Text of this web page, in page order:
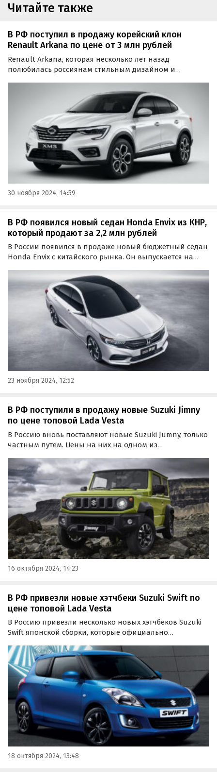
Читайте также
В РФ поступил в продажу корейский клон
Renault Arkana по цене от 3 млн рублей
Renault Arkana, которая несколько лет назад
полюбилась россиянам стильным дизайном и
30 ноября 2024, 14:59
В РФ появился новый седан Honda Envix из КНР,
который продают за 2,2 млн рублей
В России появился в продаже новый бюджетный седан
Honda Envix с китайского рынка. Он выпускается на
сейчас продается на одном из классифайдов за 2 200
000 рублей, пишут «Автоновости дня».
23 ноября 2024, 12:52
В РФ поступили в продажу новые Suzuki Jimny
по цене топовой Lada Vesta
В Россию вновь поставляют новые Suzuki Jumny, только
частным путем. Цены на них на одном из
примерно соответствует расценкам на топовые
универсалы LADA Vesta SW Cross и спортивные Vesta
Sportline, пишут…
16 октября 2024, 14:23
В РФ привезли новые хэтчбеки Suzuki Swift по
цене топовой Lada Vesta
В Россию привезли несколько новых хэтчбеков Suzuki
Swift японской сборки, которые официально
на одном из популярных сайтов объявлений стартуют
от 1,9 млн рублей, сообщили «Автоновости дня».
18 октября 2024, 13:48